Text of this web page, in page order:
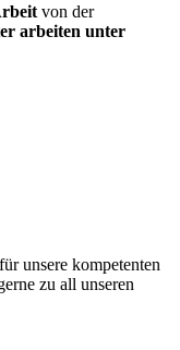
von der
arbeiten unter
unsere kompetenten
zu all unseren